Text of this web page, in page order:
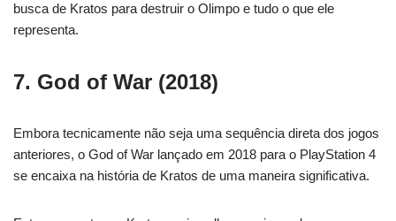
busca de Kratos para destruir o Olimpo e tudo o que ele
representa.
7. God of War (2018)
Embora tecnicamente não seja uma sequência direta dos jogos
anteriores, o God of War lançado em 2018 para o PlayStation 4
se encaixa na história de Kratos de uma maneira significativa.